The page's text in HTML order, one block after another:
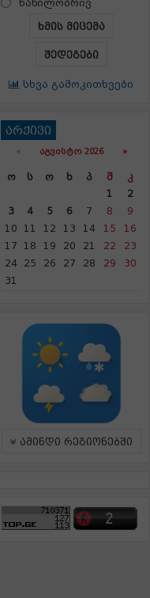
ნაწილობრივ
ხმის მიცემა
შედეგები
სხვა გამოკითხვები
არქივი
« ᲐᲒᲕᲘᲡᲢᲝ 2026 »
Ო Ს Ო Ხ Პ Შ
Კ
1
2
3
4 5 6 7 8
9
10
11 12 13 14 15
16
17
18 19 20 21 22
23
24
25 26 27 28 29
30
31
ამინდი რეგიონებში